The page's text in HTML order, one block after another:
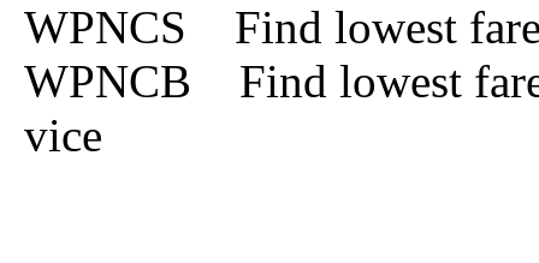
WPNCS Find lowest
WPNCB Find lowest fare
vice